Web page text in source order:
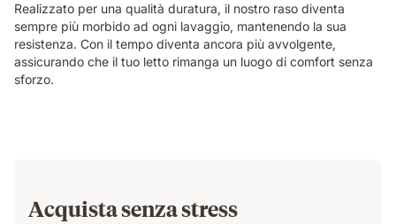
Realizzato per una qualità duratura, il nostro raso diventa
sempre più morbido ad ogni lavaggio, mantenendo la sua
resistenza. Con il tempo diventa ancora più avvolgente,
assicurando che il tuo letto rimanga un luogo di comfort senza
sforzo.
Acquista senza stress